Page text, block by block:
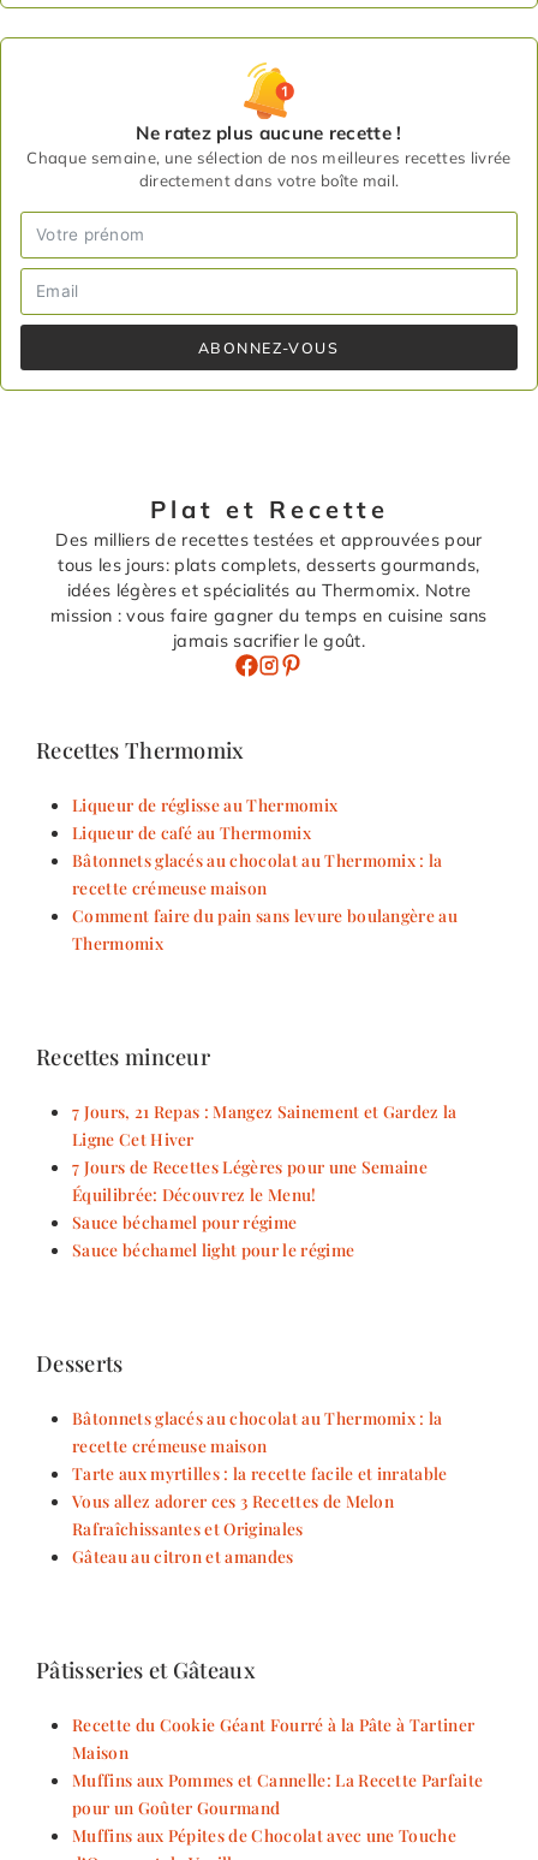
Ne ratez plus aucune recette !
Chaque semaine, une sélection de nos meilleures recettes livrée
directement dans votre boîte mail.
ABONNEZ-VOUS
Plat et Recette
Des milliers de recettes testées et approuvées pour
tous les jours: plats complets, desserts gourmands,
idées légères et spécialités au Thermomix. Notre
mission : vous faire gagner du temps en cuisine sans
jamais sacrifier le goût.
Recettes Thermomix
Liqueur de réglisse au Thermomix
Liqueur de café au Thermomix
Bâtonnets glacés au chocolat au Thermomix : la
recette crémeuse maison
Comment faire du pain sans levure boulangère au
Thermomix
Recettes minceur
7 Jours, 21 Repas : Mangez Sainement et Gardez la
Ligne Cet Hiver
7 Jours de Recettes Légères pour une Semaine
Équilibrée: Découvrez le Menu!
Sauce béchamel pour régime
Sauce béchamel light pour le régime
Desserts
Bâtonnets glacés au chocolat au Thermomix : la
recette crémeuse maison
Tarte aux myrtilles : la recette facile et inratable
Vous allez adorer ces 3 Recettes de Melon
Rafraîchissantes et Originales
Gâteau au citron et amandes
Pâtisseries et Gâteaux
Recette du Cookie Géant Fourré à la Pâte à Tartiner
Maison
Muffins aux Pommes et Cannelle: La Recette Parfaite
pour un Goûter Gourmand
Muffins aux Pépites de Chocolat avec une Touche